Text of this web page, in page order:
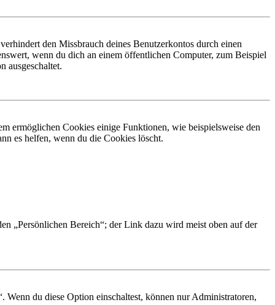
den Missbrauch deines Benutzerkontos durch einen
wenn du dich an einem öffentlichen Computer, zum Beispiel
ausgeschaltet.
ermöglichen Cookies einige Funktionen, wie beispielsweise den
es helfen, wenn du die Cookies löscht.
„Persönlichen Bereich“; der Link dazu wird meist oben auf der
du diese Option einschaltest, können nur Administratoren,